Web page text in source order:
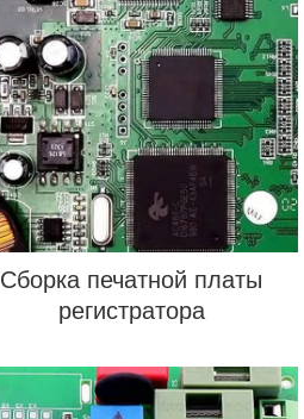
Сборка печатной платы
регистратора